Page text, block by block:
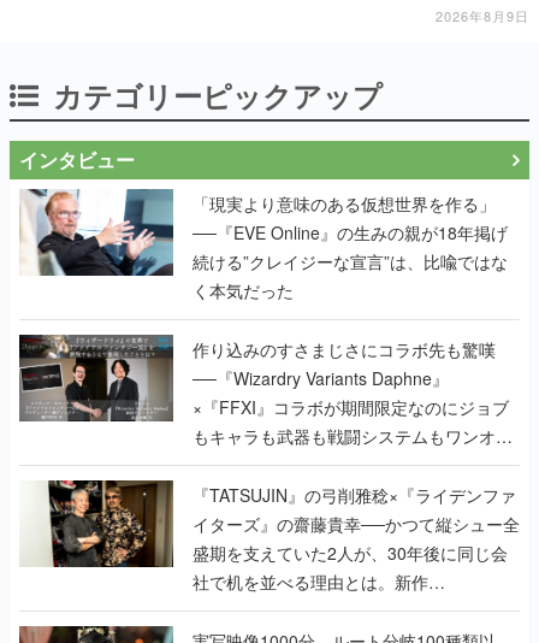
テージショーや没入型のホラー体験も楽しめ
2026年8月9日
カテゴリーピックアップ
インタビュー
「現実より意味のある仮想世界を作る」
──『EVE Online』の生みの親が18年掲げ
続ける”クレイジーな宣言”は、比喩ではな
く本気だった
作り込みのすさまじさにコラボ先も驚嘆
──『Wizardry Variants Daphne』
×『FFXI』コラボが期間限定なのにジョブ
もキャラも武器も戦闘システムもワンオフ
で作り込まれた理由を両ディレクターに聞
く
『TATSUJIN』の弓削雅稔×『ライデンファ
イターズ』の齋藤貴幸──かつて縦シュー全
盛期を支えていた2人が、30年後に同じ会
社で机を並べる理由とは。新作
『TATSUJIN EXTREME』で初タッグを組